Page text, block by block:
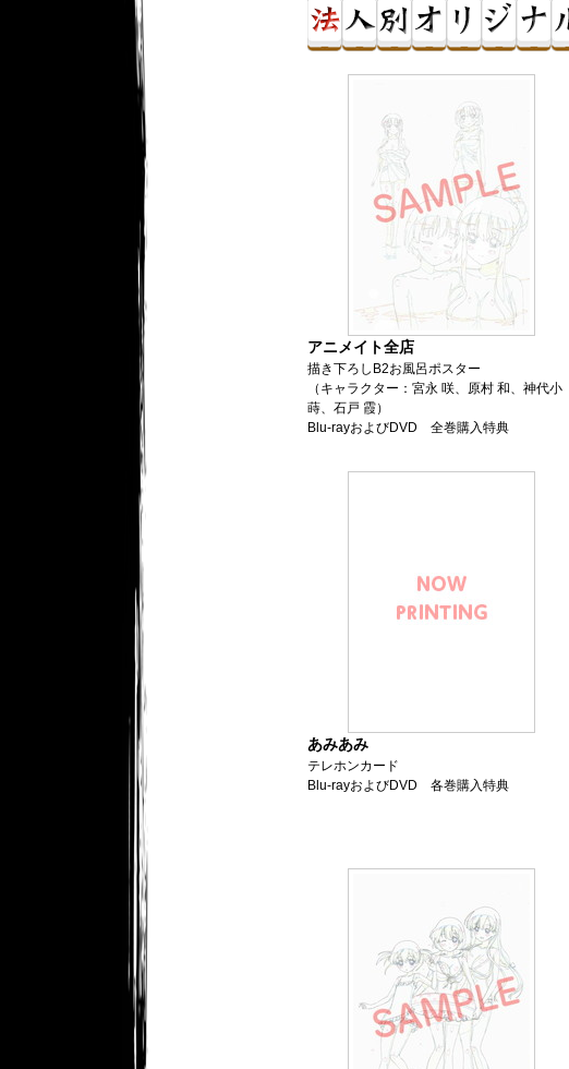
アニメイト全店
描き下ろしB2お風呂ポスター
（キャラクター：宮永 咲、原村 和、神代小
蒔、石戸 霞）
Blu-rayおよびDVD 全巻購入特典
あみあみ
テレホンカード
Blu-rayおよびDVD 各巻購入特典